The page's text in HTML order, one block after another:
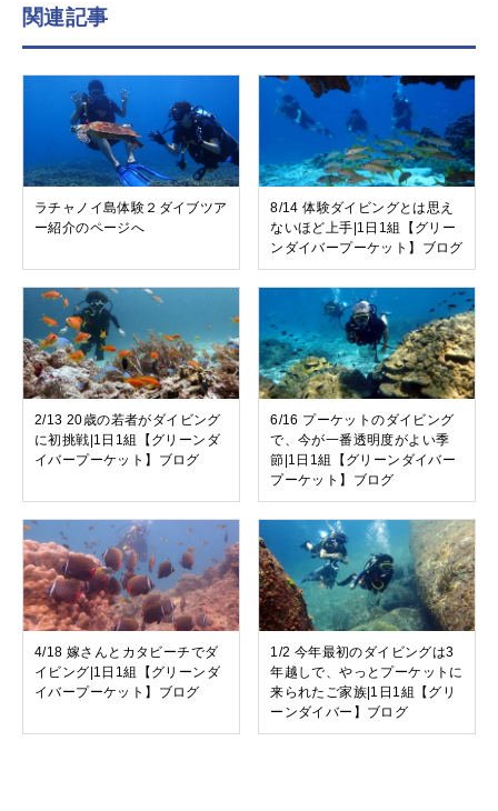
関連記事
ラチャノイ島体験２ダイブツア
ー紹介のページへ
8/14 体験ダイビングとは思え
ないほど上手|1日1組【グリー
ンダイバープーケット】ブログ
2/13 20歳の若者がダイビング
に初挑戦|1日1組【グリーンダ
イバープーケット】ブログ
6/16 プーケットのダイビング
で、今が一番透明度がよい季
節|1日1組【グリーンダイバー
プーケット】ブログ
4/18 嫁さんとカタビーチでダ
イビング|1日1組【グリーンダ
イバープーケット】ブログ
1/2 今年最初のダイビングは3
年越しで、やっとプーケットに
来られたご家族|1日1組【グリ
ーンダイバー】ブログ